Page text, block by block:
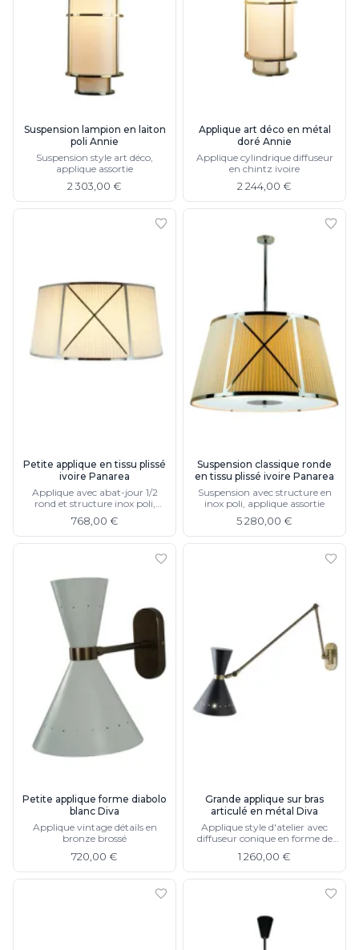
Lampe de table
Applique d'extérieur
Balise d'extérieur
Lampadaire d'extérieur
Lampe d'extérieur
Plafonnier d'extérieur
Spot & projecteur d'extérieur
Tapis en peau
Enfants
Luminaire enfant
Autres
Miroir
Interrupteurs
Toutes nos marques
Aldo Bernardi
Angel des Montagnes
Aromas
Arteriors
Arturo Alvarez
Atelier Areti
Ateliers&Torsades
Barovier&Toso
Baulmann Leuchten
bpe:LICHT
Brand Von Egmond
Charlot&Cie
Concept Verre
CVL Luminaires
Edito Paris
Elstead Lighting
Estro
Ferroluce
Ferroluce Classic
Suspension lampion en laiton
poli Annie
Suspension style art déco,
applique assortie
2 303,00 €
Applique art déco en métal
doré Annie
Applique cylindrique diffuseur
en chintz ivoire
2 244,00 €
Petite applique en tissu plissé
ivoire Panarea
Applique avec abat-jour 1/2
rond et structure inox poli,
768,00 €
Suspension classique ronde
en tissu plissé ivoire Panarea
Suspension avec structure en
inox poli, applique assortie
5 280,00 €
Petite applique forme diabolo
blanc Diva
Applique vintage détails en
bronze brossé
720,00 €
Grande applique sur bras
articulé en métal Diva
Applique style d'atelier avec
diffuseur conique en forme de
1 260,00 €